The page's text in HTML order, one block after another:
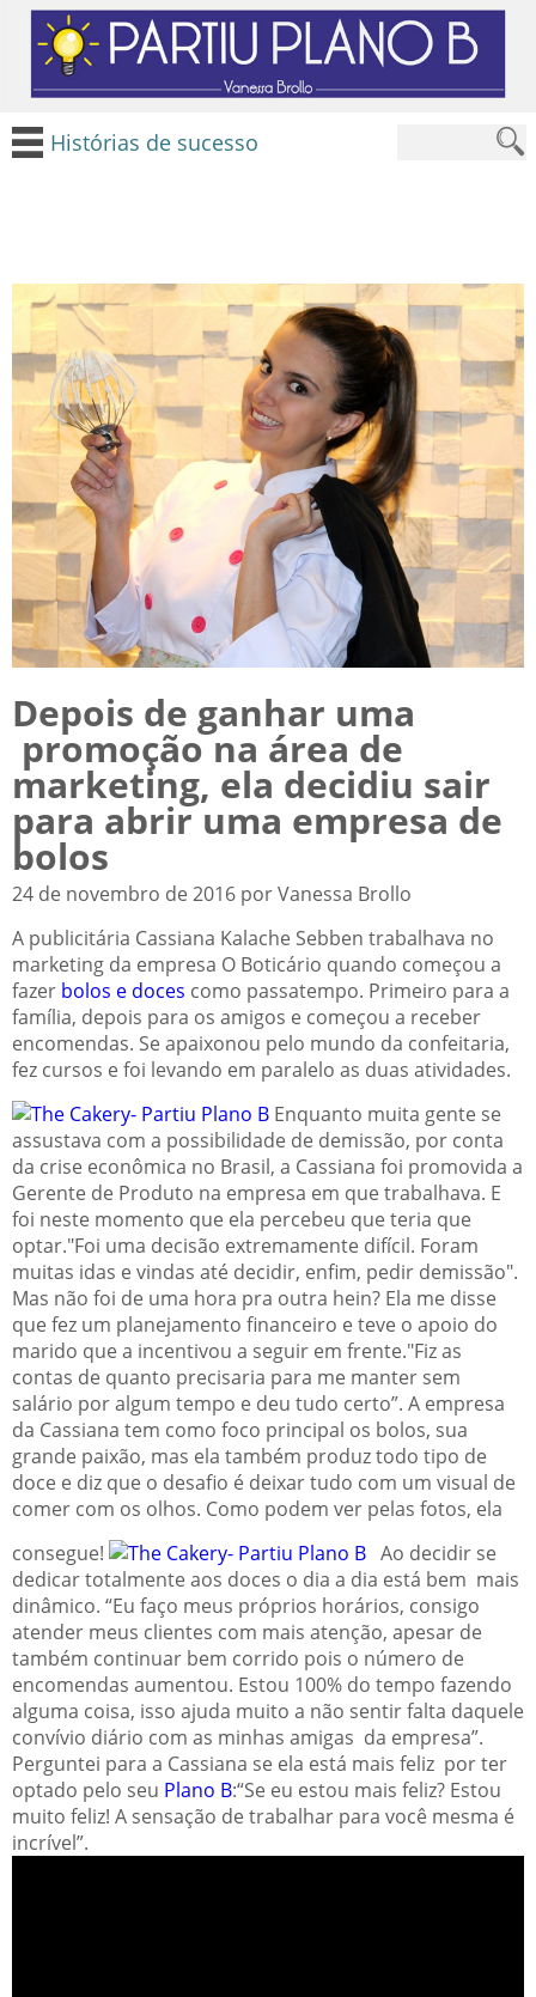
Histórias de sucesso
Depois de ganhar uma
promoção na área de
marketing, ela decidiu sair
para abrir uma empresa de
bolos
24 de novembro de 2016 por Vanessa Brollo
A publicitária Cassiana Kalache Sebben trabalhava no
marketing da empresa O Boticário quando começou a
fazer bolos e doces como passatempo. Primeiro para a
família, depois para os amigos e começou a receber
encomendas. Se apaixonou pelo mundo da confeitaria,
fez cursos e foi levando em paralelo as duas atividades.
Enquanto muita gente se
assustava com a possibilidade de demissão, por conta
da crise econômica no Brasil, a Cassiana foi promovida a
Gerente de Produto na empresa em que trabalhava. E
foi neste momento que ela percebeu que teria que
optar."Foi uma decisão extremamente difícil. Foram
muitas idas e vindas até decidir, enfim, pedir demissão".
Mas não foi de uma hora pra outra hein? Ela me disse
que fez um planejamento financeiro e teve o apoio do
marido que a incentivou a seguir em frente."Fiz as
contas de quanto precisaria para me manter sem
salário por algum tempo e deu tudo certo”. A empresa
da Cassiana tem como foco principal os bolos, sua
grande paixão, mas ela também produz todo tipo de
doce e diz que o desafio é deixar tudo com um visual de
comer com os olhos. Como podem ver pelas fotos, ela
consegue!
Ao decidir se
dedicar totalmente aos doces o dia a dia está bem mais
dinâmico. “Eu faço meus próprios horários, consigo
atender meus clientes com mais atenção, apesar de
também continuar bem corrido pois o número de
encomendas aumentou. Estou 100% do tempo fazendo
alguma coisa, isso ajuda muito a não sentir falta daquele
convívio diário com as minhas amigas da empresa”.
Perguntei para a Cassiana se ela está mais feliz por ter
optado pelo seu Plano B:“Se eu estou mais feliz? Estou
muito feliz! A sensação de trabalhar para você mesma é
incrível”.